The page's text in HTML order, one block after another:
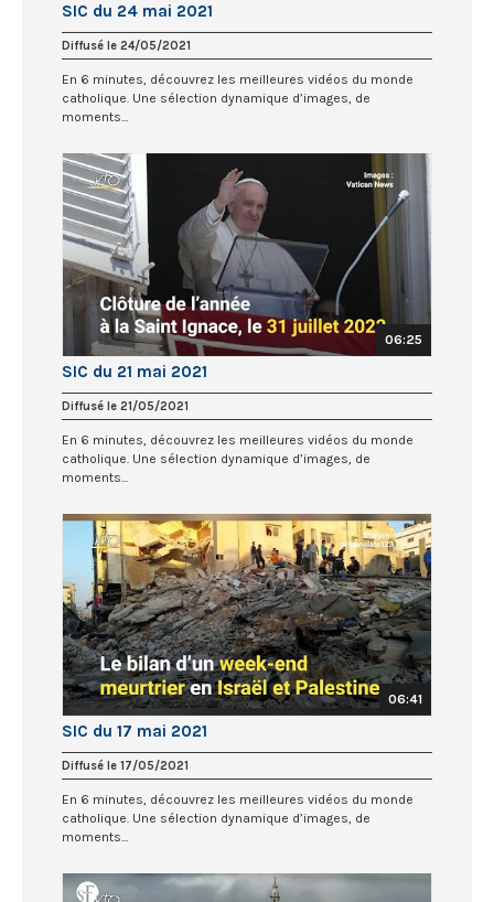
SIC du 24 mai 2021
Diffusé le 24/05/2021
En 6 minutes, découvrez les meilleures vidéos du monde
catholique. Une sélection dynamique d’images, de
moments...
06:25
SIC du 21 mai 2021
Diffusé le 21/05/2021
En 6 minutes, découvrez les meilleures vidéos du monde
catholique. Une sélection dynamique d’images, de
moments...
06:41
SIC du 17 mai 2021
Diffusé le 17/05/2021
En 6 minutes, découvrez les meilleures vidéos du monde
catholique. Une sélection dynamique d’images, de
moments...